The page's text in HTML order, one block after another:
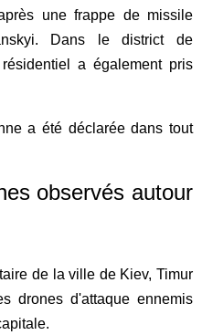
une frappe de missile
Dans le district de
a également pris
a été déclarée dans tout
observés autour
de la ville de Kiev, Timur
drones d'attaque ennemis